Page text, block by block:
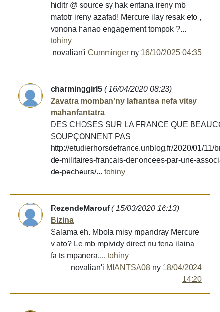
hiditr @ source sy hak entana ireny mb
matotr ireny azafad! Mercure ilay resak eto ,
vonona hanao engagement tompok ?...
tohiny
novalian'i Cumminger ny 16/10/2025 04:35
charminggirl5 ( 16/04/2020 08:23)
Zavatra momban'ny lafrantsa nefa vitsy
mahanfantatra
DES CHOSES SUR LA FRANCE QUE
SOUPÇONNENT PAS
http://etudierhorsdefrance.unblog.fr/2020/01/11/
de-militaires-francais-denoncees-par-une-
de-pecheurs/... tohiny
RezendeMarouf( 15/03/2020 16:13)
Bizina
Salama eh. Mbola misy mpandray Mercure
v ato? Le mb mpividy direct nu tena ilaina
fa ts mpanera.... tohiny
novalian'i MIANTSA08 ny 18/04/2024
14:20